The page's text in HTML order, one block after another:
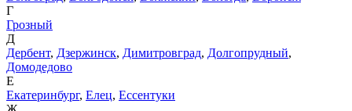
Г
Грозный
Д
Дербент, Дзержинск, Димитровград, Долгопрудный,
Домодедово
Е
Екатеринбург, Елец, Ессентуки